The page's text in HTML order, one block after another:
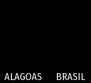
ALAGOAS BRASIL